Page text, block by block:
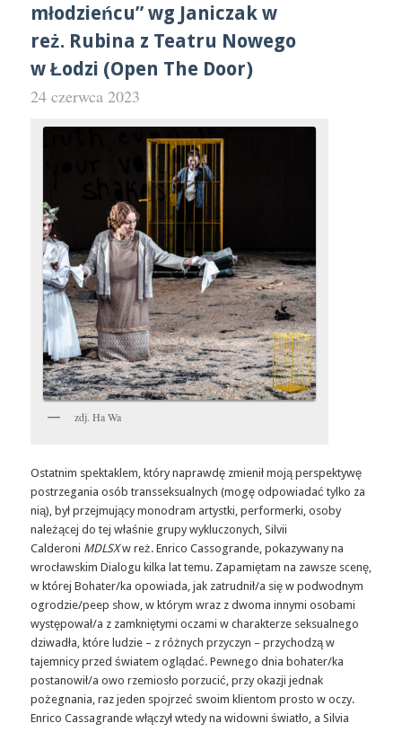
młodzieńcu” wg Janiczak w
reż. Rubina z Teatru Nowego
w Łodzi (Open The Door)
24 czerwca 2023
zdj. Ha Wa
Ostatnim spektaklem, który naprawdę zmienił moją perspektywę
postrzegania osób transseksualnych (mogę odpowiadać tylko za
nią), był przejmujący monodram artystki, performerki, osoby
należącej do tej właśnie grupy wykluczonych, Silvii
Calderoni MDLSXw reż. Enrico Cassogrande, pokazywany na
wrocławskim Dialogu kilka lat temu. Zapamiętam na zawsze scenę,
w której Bohater/ka opowiada, jak zatrudnił/a się w podwodnym
ogrodzie/peep show, w którym wraz z dwoma innymi osobami
występował/a z zamkniętymi oczami w charakterze seksualnego
dziwadła, które ludzie – z różnych przyczyn – przychodzą w
tajemnicy przed światem oglądać. Pewnego dnia bohater/ka
postanowił/a owo rzemiosło porzucić, przy okazji jednak
pożegnania, raz jeden spojrzeć swoim klientom prosto w oczy.
Enrico Cassagrande włączył wtedy na widowni światło, a Silvia